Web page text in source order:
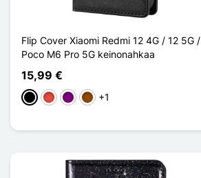
Flip Cover Xiaomi Redmi 12 4G / 12 5G /
Poco M6 Pro 5G keinonahkaa
15,99 €
MustaPunainen
VioletRuskea
+1